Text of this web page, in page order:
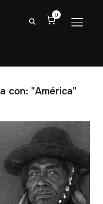
0
con: "América"